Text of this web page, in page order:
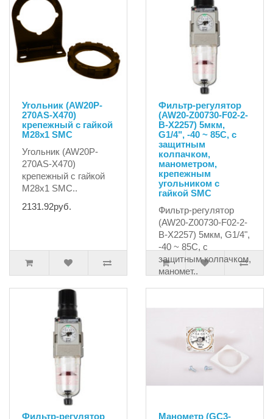
Угольник (AW20P-
270AS-X470)
крепежный с гайкой
М28х1 SMC
Угольник (AW20P-
270AS-X470)
крепежный с гайкой
М28х1 SMC..
2131.92руб.
Фильтр-регулятор
(AW20-Z00730-F02-2-
B-X2257) 5мкм,
G1/4", -40 ~ 85C, с
защитным
колпачком,
манометром,
крепежным
угольником с
гайкой SMC
Фильтр-регулятор
(AW20-Z00730-F02-2-
B-X2257) 5мкм, G1/4",
-40 ~ 85C, с
защитным колпачком,
маномет..
25464.78руб.
Фильтр-регулятор Манометр (GC3-